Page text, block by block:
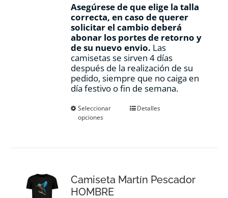
Asegúrese de que elige la talla
correcta, en caso de querer
solicitar el cambio deberá
abonar los portes de retorno y
de su nuevo envio. Las
camisetas se sirven 4 días
después de la realización de su
pedido, siempre que no caiga en
día festivo o fin de semana.
Seleccionar
opciones
Este
se
Detalles
Camiseta Martín Pescador
HOMBRE